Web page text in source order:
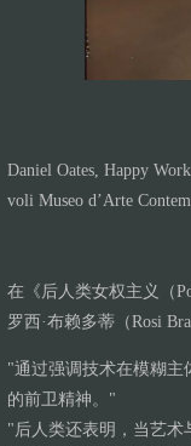
Daniel Oates, Happy
voli Museo d’Arte
在《后人类女权主义（
罗西·布赖多蒂（Rosi
"通过强调技术在模糊主
的前卫精神。"
"后人类还表明，当艺术